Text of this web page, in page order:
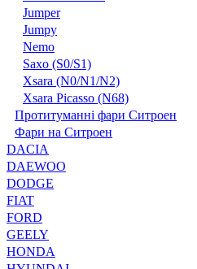
Jumper
Jumpy
Nemo
Saxo (S0/S1)
Xsara (N0/N1/N2)
Xsara Picasso (N68)
Протитуманні фари Ситроен
Фари на Ситроен
DACIA
DAEWOO
DODGE
FIAT
FORD
GEELY
HONDA